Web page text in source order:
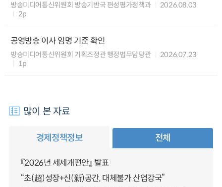
방송미디어통신위원회 방송기반국 편성평가정책과
2026.08.03
2p
공영방송 이사 임명 기준 확인
방송미디어통신위원회 기획조정관 행정법무담당관
2026.07.23
1p
많이 본 자료
경제정책정보 전체
『2026년 세제개편안』 발표
“초(超)성장+신(新)공간, 대체불가 산업강국”